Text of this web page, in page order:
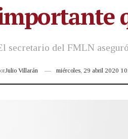
secretario del FMLN
Julio Villarán miércoles, 29 abril 2020